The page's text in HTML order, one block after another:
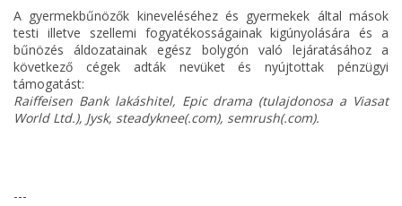
A gyermekbűnözők kineveléséhez és gyermekek által mások
testi illetve szellemi fogyatékosságainak kigúnyolására és a
bűnözés áldozatainak egész bolygón való lejáratásához a
következő cégek adták nevüket és nyújtottak pénzügyi
támogatást:
Raiffeisen Bank lakáshitel, Epic drama (tulajdonosa a Viasat
World Ltd.), Jysk, steadyknee(.com), semrush(.com).
---